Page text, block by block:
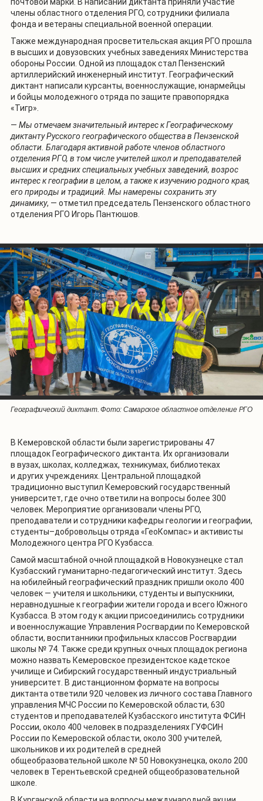
почтовой марки. В написании диктанта приняли участие
члены областного отделения РГО, сотрудники филиала
фонда и ветераны специальной военной операции.
Также международная просветительская акция РГО прошла
в высших и довузовских учебных заведениях Министерства
обороны России. Одной из площадок стал Пензенский
артиллерийский инженерный институт. Географический
диктант написали курсанты, военнослужащие, юнармейцы
и бойцы молодежного отряда по защите правопорядка
«Тигр».
— Мы отмечаем значительный интерес к Географическому
диктанту Русского географического общества в Пензенской
области. Благодаря активной работе членов областного
отделения РГО, в том числе учителей школ и преподавателей
высших и средних специальных учебных заведений, возрос
интерес к географии в целом, а также к изучению родного края,
его природы и традиций. Мы намерены сохранить эту
динамику, — отметил председатель Пензенского областного
отделения РГО Игорь Пантюшов.
Географический диктант. Фото: Самарское областное отделение РГО
Географический диктант. Фото: Отделение РГО в Кабардино-
Балкарской Республике
Географический диктант. Фото: Отделение РГО в Кабардино-
Балкарской Республике
Географический диктант. Фото: Томское областное отделение РГО
Географический диктант. Фото: Омское областное отделение РГО
Географический диктант. Фото: Севастопольское городское
отделение РГО
Географический диктант. Фото: Севастопольское городское
отделение РГО
Географический диктант. Фото: Пензенское областное отделение
РГО
Географический диктант. Фото: Пензенское областное отделение
РГО
В Кемеровской области были зарегистрированы 47
площадок Географического диктанта. Их организовали
в вузах, школах, колледжах, техникумах, библиотеках
и других учреждениях. Центральной площадкой
традиционно выступил Кемеровский государственный
университет, где очно ответили на вопросы более 300
человек. Мероприятие организовали члены РГО,
преподаватели и сотрудники кафедры геологии и географии,
студенты–добровольцы отряда «ГеоКомпас» и активисты
Молодежного центра РГО Кузбасса.
Самой масштабной очной площадкой в Новокузнецке стал
Кузбасский гуманитарно-педагогический институт. Здесь
на юбилейный географический праздник пришли около 400
человек — учителя и школьники, студенты и выпускники,
неравнодушные к географии жители города и всего Южного
Кузбасса. В этом году к акции присоединились сотрудники
и военнослужащие Управления Росгвардии по Кемеровской
области, воспитанники профильных классов Росгвардии
школы № 74. Также среди крупных очных площадок региона
можно назвать Кемеровское президентское кадетское
училище и Сибирский государственный индустриальный
университет. В дистанционном формате на вопросы
диктанта ответили 920 человек из личного состава Главного
управления МЧС России по Кемеровской области, 630
студентов и преподавателей Кузбасского института ФСИН
России, около 400 человек в подразделениях ГУФСИН
России по Кемеровской области, около 300 учителей,
школьников и их родителей в средней
общеобразовательной школе № 50 Новокузнецка, около 200
человек в Терентьевской средней общеобразовательной
школе.